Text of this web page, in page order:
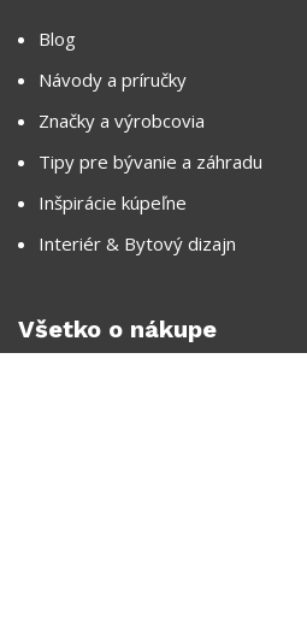
Blog
Návody a príručky
Značky a výrobcovia
Tipy pre bývanie a záhradu
Inšpirácie kúpeľne
Interiér & Bytový dizajn
Všetko o nákupe